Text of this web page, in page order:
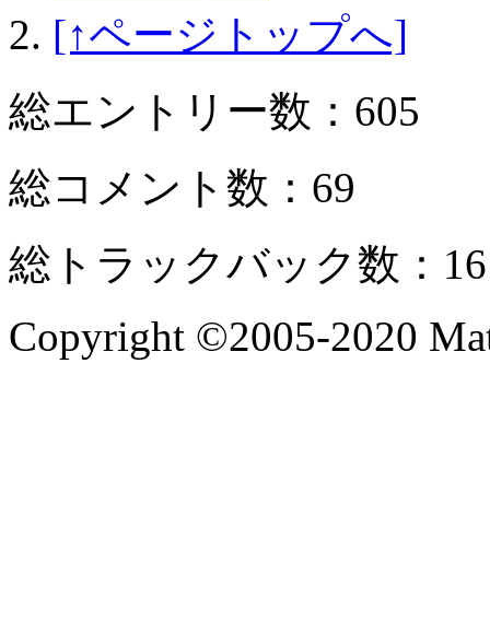
[↑ページトップへ]
総エントリー数：605
総コメント数：69
総トラックバック数：16
Copyright ©2005-2020